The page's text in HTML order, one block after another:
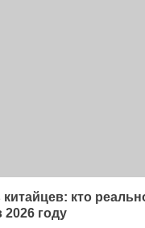
китайцев: кто
году